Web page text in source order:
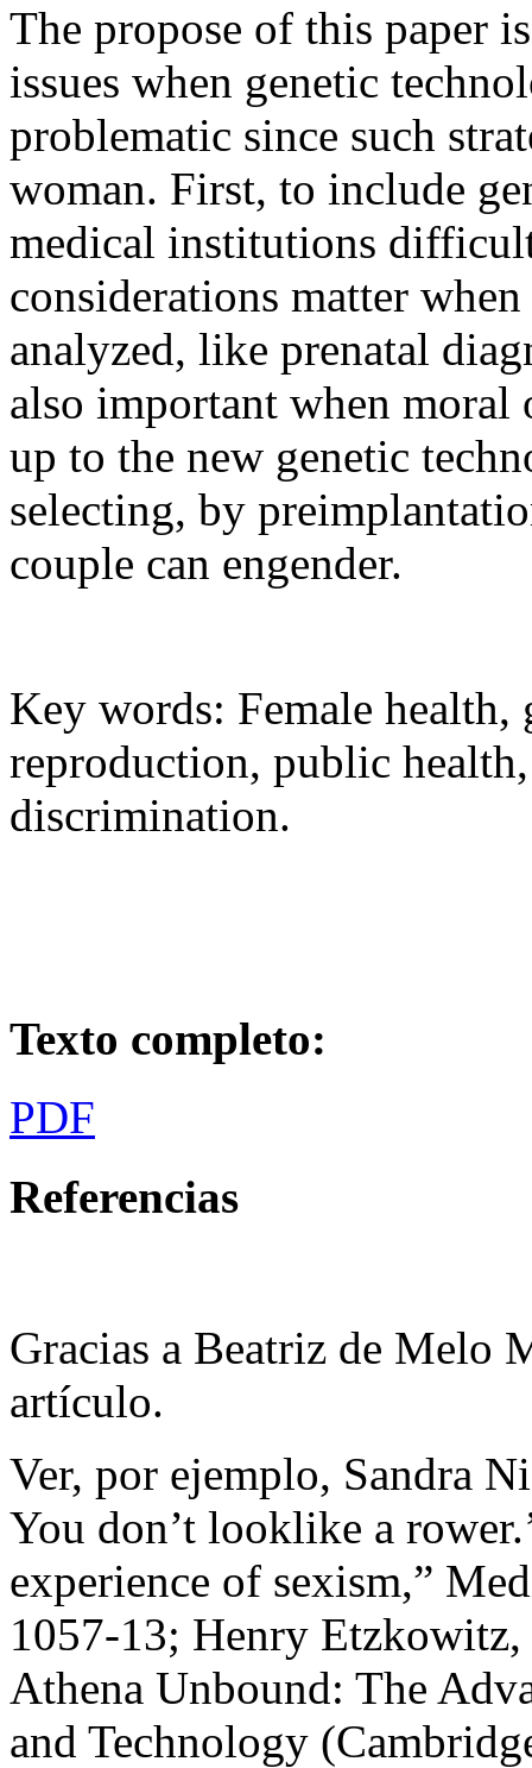
The propose of this paper
issues when genetic
problematic since such
woman. First, to include
medical institutions
considerations matter
analyzed, like prenatal
also important when
up to the new genetic
selecting, by
couple can engender.
Key words: Female health,
reproduction, public
discrimination.
Texto completo:
PDF
Referencias
Gracias a Beatriz de Melo
artículo.
Ver, por ejemplo, Sandra
You don’t looklike a
experience of sexism,”
1057-13; Henry
Athena Unbound: The
and Technology